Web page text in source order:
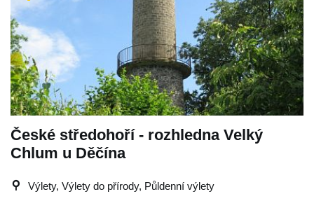
České středohoří - rozhledna Velký
Chlum u Děčína
Výlety, Výlety do přírody, Půldenní výlety